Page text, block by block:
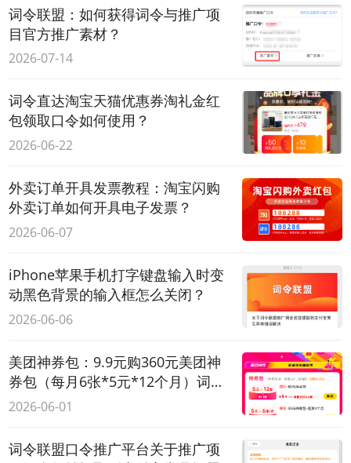
词令联盟：如何获得词令与推广项
目官方推广素材？
2026-07-14
词令直达淘宝天猫优惠券淘礼金红
包领取口令如何使用？
2026-06-22
外卖订单开具发票教程：淘宝闪购
外卖订单如何开具电子发票？
2026-06-07
iPhone苹果手机打字键盘输入时变
动黑色背景的输入框怎么关闭？
2026-06-06
美团神券包：9.9元购360元美团神
券包（每月6张*5元*12个月）词令
联盟推广口令与素材更新
2026-06-01
词令联盟口令推广平台关于推广项